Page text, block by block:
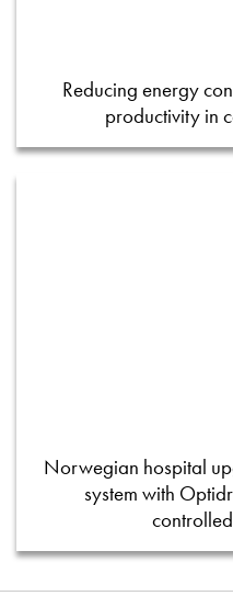
Reducing energy
productivity in
Norwegian hospital
system with